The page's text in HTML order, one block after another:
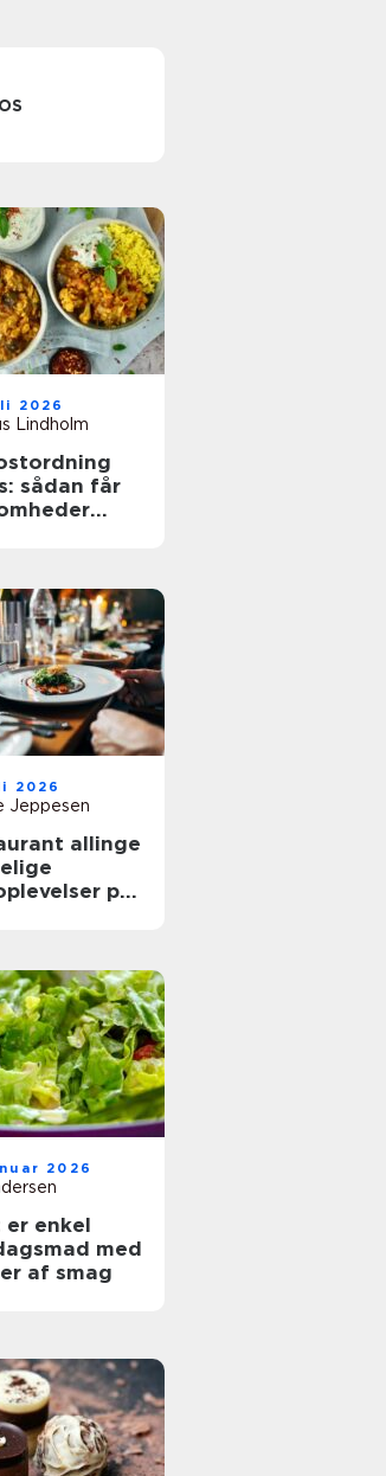
2026
Lindholm
sådan får
2026
Jeppesen
allinge
på
2026
er enkel
med
af smag